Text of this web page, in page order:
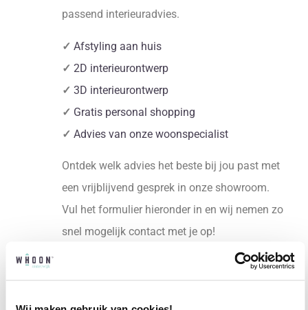
passend interieuradvies.
✓ Afstyling aan huis
✓ 2D interieurontwerp
✓ 3D interieurontwerp
✓ Gratis personal shopping
✓ Advies van onze woonspecialist
Ontdek welk advies het beste bij jou past met
een vrijblijvend gesprek in onze showroom.
Vul het formulier hieronder in en wij nemen zo
snel mogelijk contact met je op!
Plan een vrijblijvend advies